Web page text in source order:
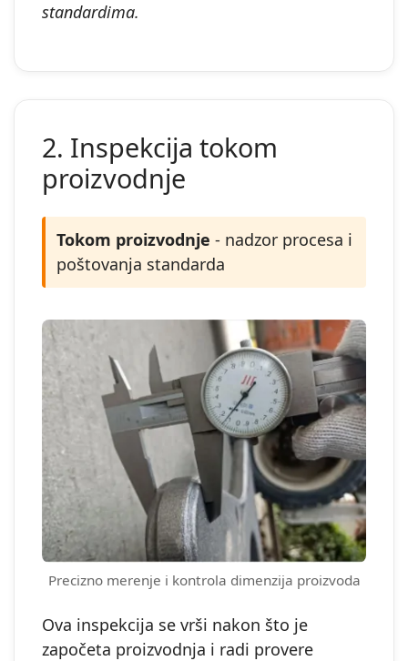
standardima.
2. Inspekcija tokom
proizvodnje
Tokom proizvodnje - nadzor procesa i
poštovanja standarda
Precizno merenje i kontrola dimenzija proizvoda
Ova inspekcija se vrši nakon što je
započeta proizvodnja i radi provere